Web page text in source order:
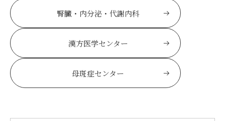
腎臓・内分泌・代謝内科
漢方医学センター
母斑症センター